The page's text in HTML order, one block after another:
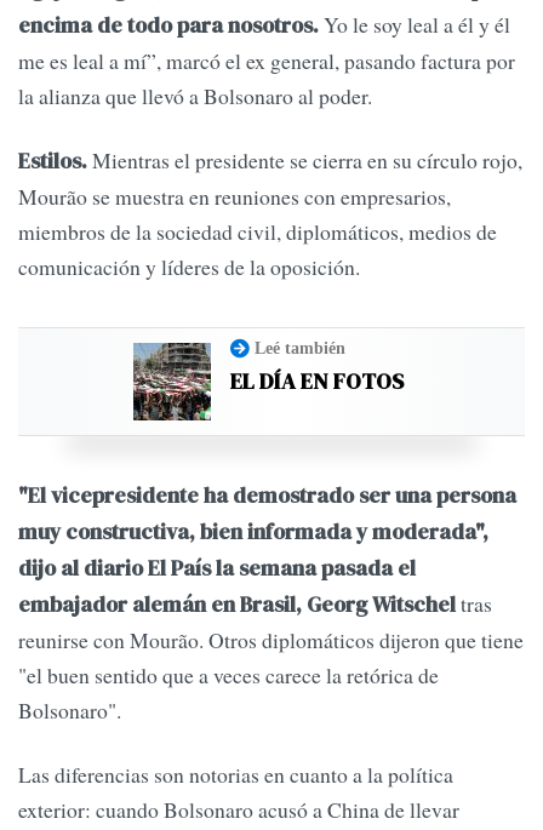
encima de todo para nosotros.Yo le soy leal a él y él
me es leal a mí”, marcó el ex general, pasando factura por
la alianza que llevó a Bolsonaro al poder.
Estilos.Mientras el presidente se cierra en su círculo rojo,
Mourão se muestra en reuniones con empresarios,
miembros de la sociedad civil, diplomáticos, medios de
comunicación y líderes de la oposición.
Leé también
EL DÍA EN FOTOS
"El vicepresidente ha demostrado ser una persona
muy constructiva, bien informada y moderada",
dijo al diario El País la semana pasada el
embajador alemán en Brasil, Georg Witscheltras
reunirse con Mourão. Otros diplomáticos dijeron que tiene
"el buen sentido que a veces carece la retórica de
Bolsonaro".
Las diferencias son notorias en cuanto a la política
exterior: cuando Bolsonaro acusó a China de llevar